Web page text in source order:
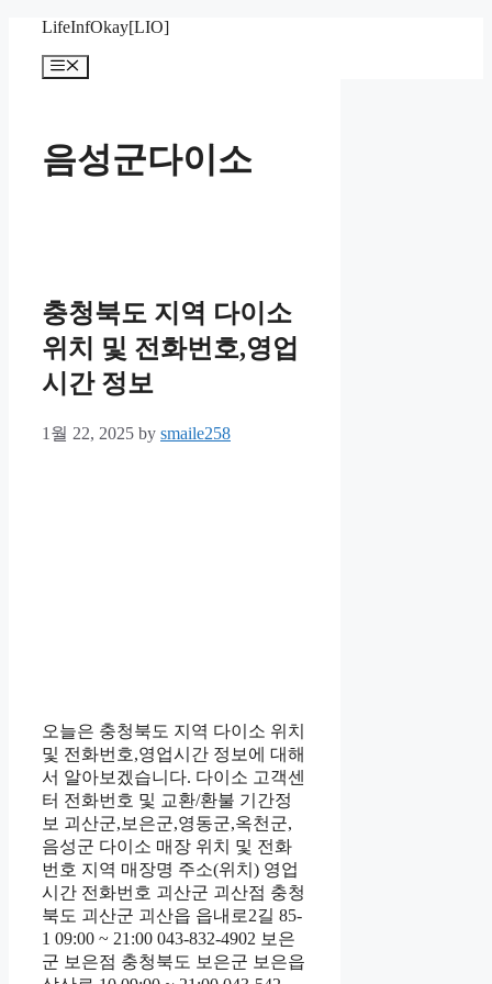
content
LifeInfOkay[LIO]
Menu
음성군다이소
충청북도 지역 다이소
위치 및 전화번호,영업
시간 정보
1월 22, 2025 by smaile258
오늘은 충청북도 지역 다이소 위치
및 전화번호,영업시간 정보에 대해
서 알아보겠습니다. 다이소 고객센
터 전화번호 및 교환/환불 기간정
보 괴산군,보은군,영동군,옥천군,
음성군 다이소 매장 위치 및 전화
번호 지역 매장명 주소(위치) 영업
시간 전화번호 괴산군 괴산점 충청
북도 괴산군 괴산읍 읍내로2길 85-
1 09:00 ~ 21:00 043-832-4902 보은
군 보은점 충청북도 보은군 보은읍